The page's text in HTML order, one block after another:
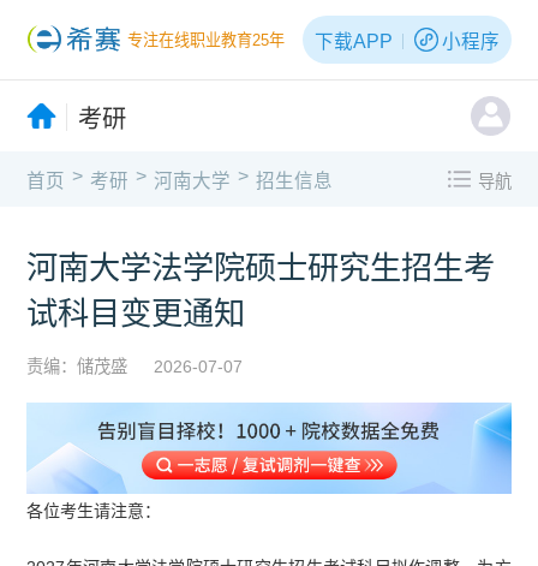
专注在线职业教育25年 下载APP 小程序
考研
首页 > 考研 > 河南大学 > 招生信息 导航
河南大学法学院硕士研究生招生考
试科目变更通知
责编：储茂盛 2026-07-07
各位考生请注意：